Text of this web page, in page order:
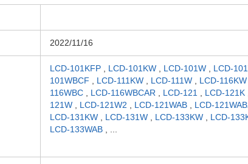
2022/11/16
LCD-101KFP LCD-101KW LCD-101W LCD-
101WBCF
LCD-111KW LCD-111W LCD-116KW
116WBC
LCD-116WBCAR LCD-121 LCD-121K
121W
LCD-121W2 LCD-121WAB LCD-
LCD-131KW
LCD-131W LCD-133KW LCD-
LCD-133WAB